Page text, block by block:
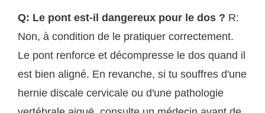
Q: Le pont est-il dangereux pour le dos ? R:
Non, à condition de le pratiquer correctement.
Le pont renforce et décompresse le dos quand il
est bien aligné. En revanche, si tu souffres d'une
hernie discale cervicale ou d'une pathologie